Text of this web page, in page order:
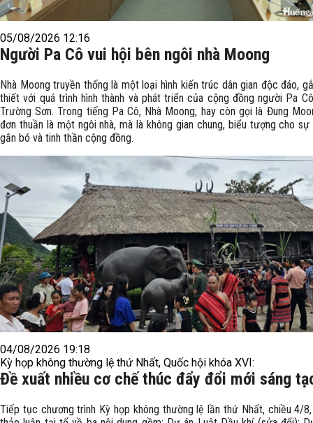
05/08/2026 12:16
Người Pa Cô vui hội bên ngôi nhà Moong
Nhà Moong truyền thống là một loại hình kiến trúc dân gian độc đáo,
thiết với quá trình hình thành và phát triển của cộng đồng người Pa
Trường Sơn. Trong tiếng Pa Cô, Nhà Moong, hay còn gọi là Đung
đơn thuần là một ngôi nhà, mà là không gian chung, biểu tượng cho sự
gắn bó và tinh thần cộng đồng.
04/08/2026 19:18
Kỳ họp không thường lệ thứ Nhất, Quốc hội khóa XVI:
Đề xuất nhiều cơ chế thúc đẩy đổi mới sáng
Tiếp tục chương trình Kỳ họp không thường lệ lần thứ Nhất, chiều 4/